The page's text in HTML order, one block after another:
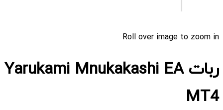
Roll over image to zoom in
ربات Yarukami Mnukakashi EA
MT4